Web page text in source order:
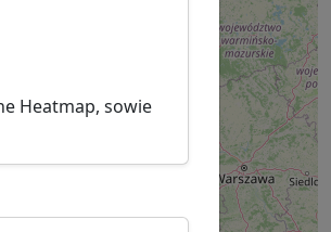
Heatmap, sowie